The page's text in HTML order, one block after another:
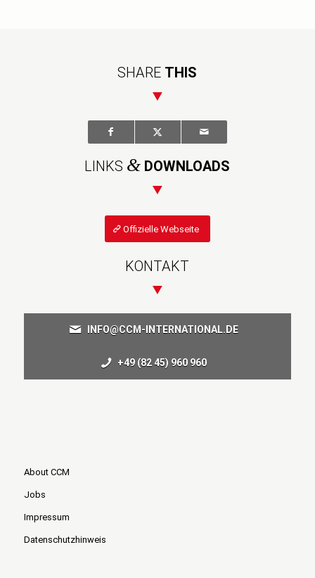
SHARE THIS
LINKS & DOWNLOADS
Offizielle Webseite
KONTAKT
INFO@CCM-INTERNATIONAL.DE
+49 (82 45) 960 960
About CCM
Jobs
Impressum
Datenschutzhinweis